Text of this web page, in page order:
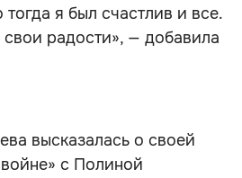
тогда я был счастлив и все.
радости», — добавила
высказалась о своей
с Полиной